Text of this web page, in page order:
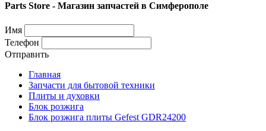
Parts Store - Магазин запчастей в Симферополе
Имя
Телефон
Отправить
Главная
Запчасти для бытовой техники
Плиты и духовки
Блок розжига
Блок розжига плиты Gefest GDR24200